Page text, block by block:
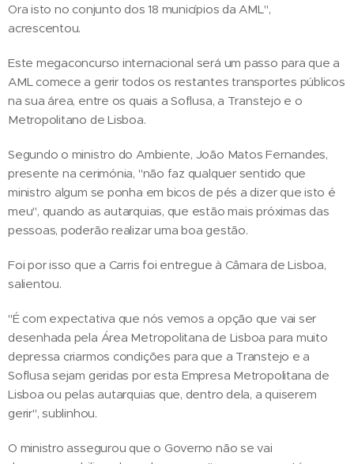
Ora isto no conjunto dos 18 municípios da AML",
acrescentou.
Este megaconcurso internacional será um passo para que a
AML comece a gerir todos os restantes transportes públicos
na sua área, entre os quais a Soflusa, a Transtejo e o
Metropolitano de Lisboa.
Segundo o ministro do Ambiente, João Matos Fernandes,
presente na cerimónia, "não faz qualquer sentido que
ministro algum se ponha em bicos de pés a dizer que isto é
meu", quando as autarquias, que estão mais próximas das
pessoas, poderão realizar uma boa gestão.
Foi por isso que a Carris foi entregue à Câmara de Lisboa,
salientou.
"É com expectativa que nós vemos a opção que vai ser
desenhada pela Área Metropolitana de Lisboa para muito
depressa criarmos condições para que a Transtejo e a
Soflusa sejam geridas por esta Empresa Metropolitana de
Lisboa ou pelas autarquias que, dentro dela, a quiserem
gerir", sublinhou.
O ministro assegurou que o Governo não se vai